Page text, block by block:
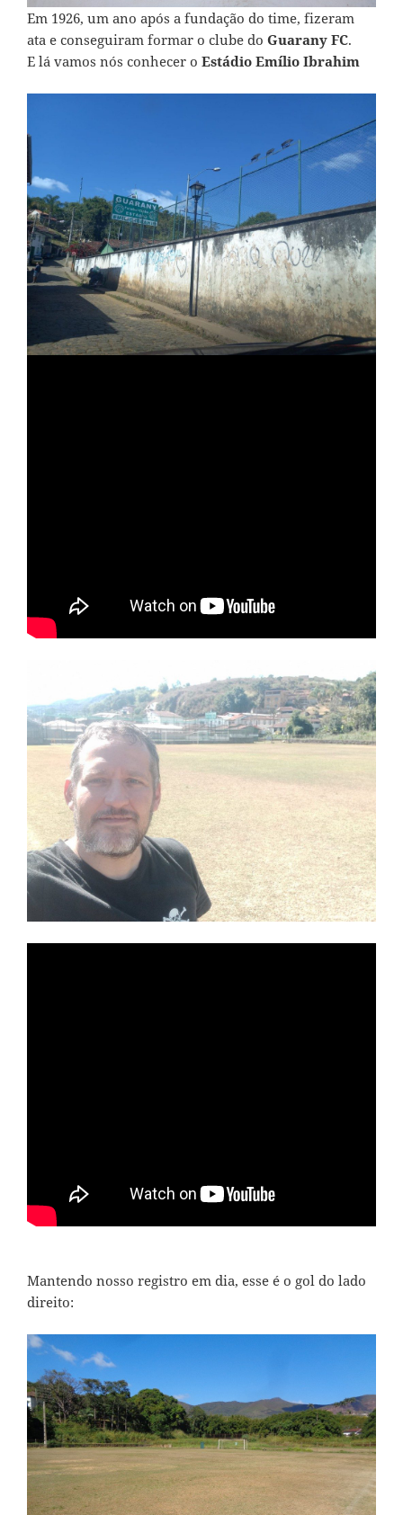
Em 1926, um ano após a fundação do time, fizeram
ata e conseguiram formar o clube do Guarany FC.
E lá vamos nós conhecer o Estádio Emílio Ibrahim
Mantendo nosso registro em dia, esse é o gol do lado
direito: